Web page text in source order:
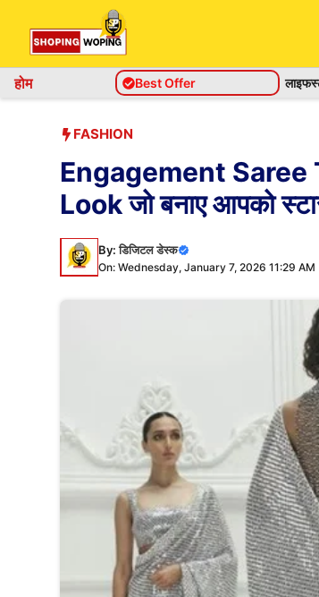
content
होम Best Offer
FASHION
Engagement Saree
Look जो बनाए आपको
By:डिजिटल डेस्क
On: Wednesday, January 7, 2026 11:29 AM